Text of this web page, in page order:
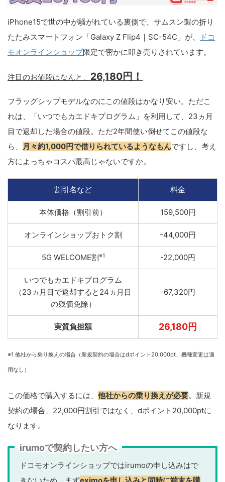
iPhone15で世の中が騒がれている裏側で、サムスン製の折り
たたみスマートフォン「Galaxy Z Flip4｜SC-54C」が、
ドコ
モオンラインショップ限定で密かに叩き売りされています。
注目のお値段はなんと、 26,180円！
フラッグシップモデルなのにこの値段はかなり安い。ただこ
れは、「いつでもカエドキプログラム」を利用して、23ヵ月
目で返却した場合の値段。ただ2年間使い倒せてこの値段な
ら、
月々約1,000円で借りられているようなもんですし、考え
方によっちゃコスパ最高じゃないですか。
割引名など 料金
本体価格（割引前） 159,500円
オンラインショップおトク割 -44,000円
5G WELCOME割※1 -22,000円
いつでもカエドキプログラム
（23ヵ月目で返却すると24ヵ月目
の残価免除）
-67,320円
実質負担額 26,180円
※1 他社から乗り換えの場合（新規契約の場合はdポイント20,000pt、機種変更は適
用なし）
この価格で購入するには、 他社からの乗り換えが必要。新規
契約の場合、22,000円割引ではなく、dポイント20,000ptに
なります。
irumoで契約したい方へ
ドコモオンラインショップではirumoの申し込みはで